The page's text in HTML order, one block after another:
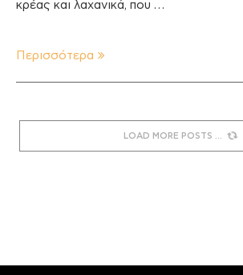
κρέας και λαχανικά, που …
Περισσότερα
LOAD MORE POSTS